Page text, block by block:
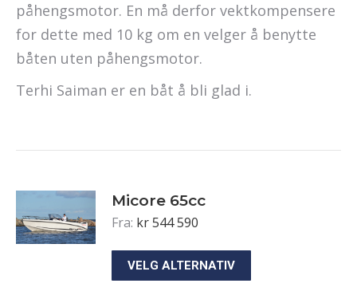
påhengsmotor. En må derfor vektkompensere
for dette med 10 kg om en velger å benytte
båten uten påhengsmotor.
Terhi Saiman er en båt å bli glad i.
Micore 65cc
Fra: kr544 590
VELG ALTERNATIV
produktet